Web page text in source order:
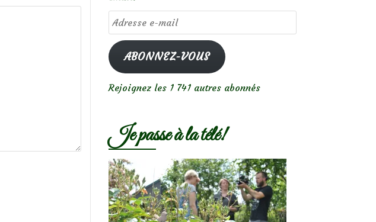
Adresse
e-
mailABONNEZ-VOUS
Rejoignez les 1 741 autres abonnés
Je passe à la télé!